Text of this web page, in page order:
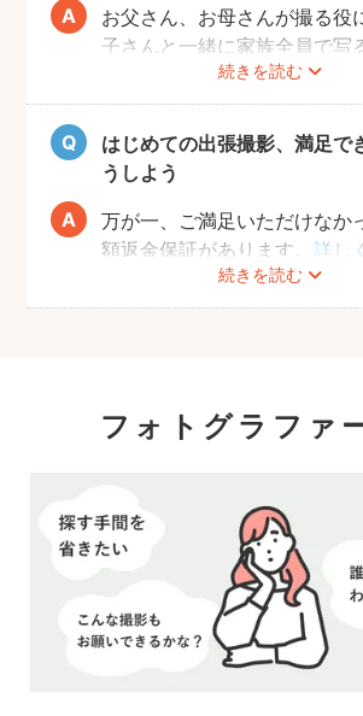
続きを読む
お父さん、お母さんが撮る役
子さんと一緒に家族全員で写
せんし、プロの機材や構図な
ティもあります。
10年後、20年後に見返して
たと思っていただける写真を
はじめての出張撮影、満足で
うしよう
続きを読む
万が一、ご満足いただけなか
額返金保証があります。詳し
フォトグラファ